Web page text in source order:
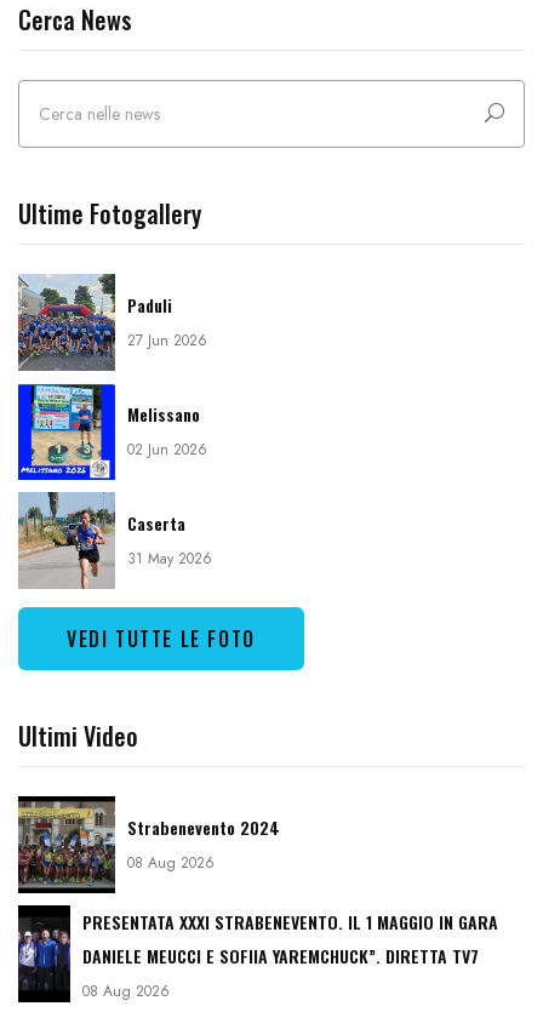
Cerca News
Ultime Fotogallery
Paduli
27 Jun 2026
Melissano
02 Jun 2026
Caserta
31 May 2026
VEDI TUTTE LE FOTO
Ultimi Video
Strabenevento 2024
08 Aug 2026
PRESENTATA XXXI STRABENEVENTO. IL 1 MAGGIO IN GARA
DANIELE MEUCCI E SOFIIA YAREMCHUCK”. DIRETTA TV7
08 Aug 2026